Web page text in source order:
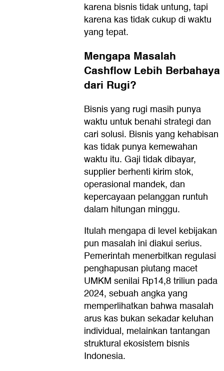
karena bisnis tidak untung, tapi
karena kas tidak cukup di waktu
yang tepat.
Mengapa Masalah
Cashflow Lebih Berbahaya
dari Rugi?
Bisnis yang rugi masih punya
waktu untuk benahi strategi dan
cari solusi. Bisnis yang kehabisan
kas tidak punya kemewahan
waktu itu. Gaji tidak dibayar,
supplier berhenti kirim stok,
operasional mandek, dan
kepercayaan pelanggan runtuh
dalam hitungan minggu.
Itulah mengapa di level kebijakan
pun masalah ini diakui serius.
Pemerintah menerbitkan regulasi
penghapusan piutang macet
UMKM senilai Rp14,8 triliun pada
2024, sebuah angka yang
memperlihatkan bahwa masalah
arus kas bukan sekadar keluhan
individual, melainkan tantangan
struktural ekosistem bisnis
Indonesia.